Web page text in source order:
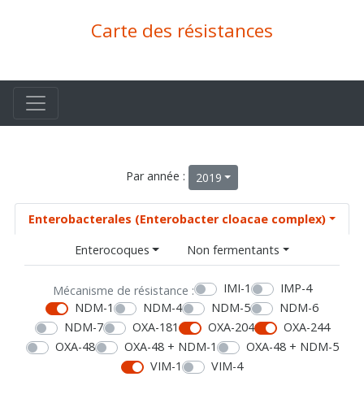
Carte des résistances
Par année : 2019
Enterobacterales (Enterobacter cloacae complex)
Enterocoques
Non fermentants
Mécanisme de résistance : IMI-1
IMP-4
NDM-1
NDM-4 NDM-5
NDM-6
NDM-7
OXA-181 OXA-204
OXA-244
OXA-48
OXA-48 + NDM-1
OXA-48 + NDM-5
VIM-1
VIM-4